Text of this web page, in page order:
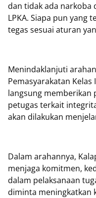
dan tidak ada narkoba
LPKA. Siapa pun yang
tegas sesuai aturan
Menindaklanjuti
Pemasyarakatan
langsung memberikan
petugas terkait
akan dilakukan
Dalam arahannya,
menjaga komitmen,
dalam pelaksanaan
diminta meningkatkan